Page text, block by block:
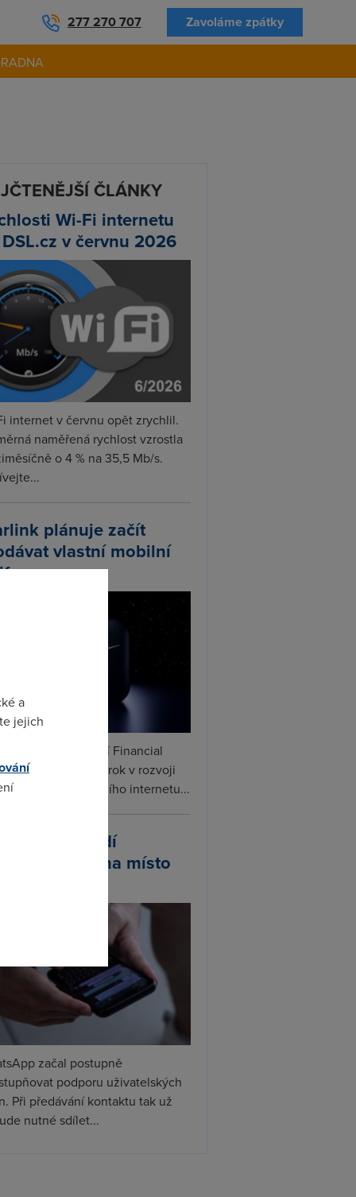
277 270 707 Zavoláme zpátky
ČLÁNKY
Wi-Fi internetu
v červnu 2026
internet v červnu opět zrychlil.
naměřená rychlost vzrostla
o 4 % na 35,5 Mb/s.
plánuje začít
vlastní mobilní
podle informací Financial
připravuje další krok v rozvoji
Vedle satelitního internetu...
zavádí
jména místo
čísel
začal postupně
podporu uživatelských
Při předávání kontaktu tak už
nutné sdílet...
a
jejich